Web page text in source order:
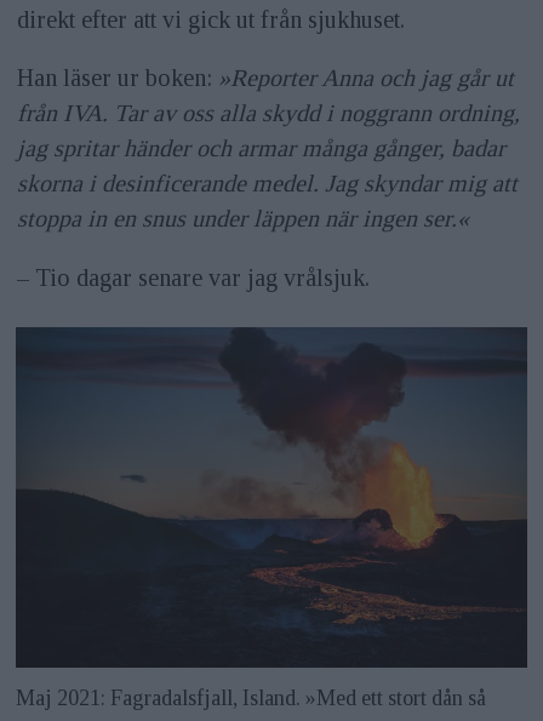
direkt efter att vi gick ut från sjukhuset.
Han läser ur boken: »Reporter Anna och jag går ut
från IVA. Tar av oss alla skydd i noggrann ordning,
jag spritar händer och armar många gånger, badar
skorna i desinficerande medel. Jag skyndar mig att
stoppa in en snus under läppen när ingen ser.«
– Tio dagar senare var jag vrålsjuk.
Maj 2021: Fagradalsfjall, Island. »Med ett stort dån så